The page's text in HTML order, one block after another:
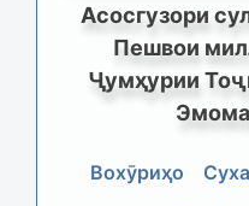
Асосгузори
Пешвои
Ҷумҳурии
Вохӯриҳо